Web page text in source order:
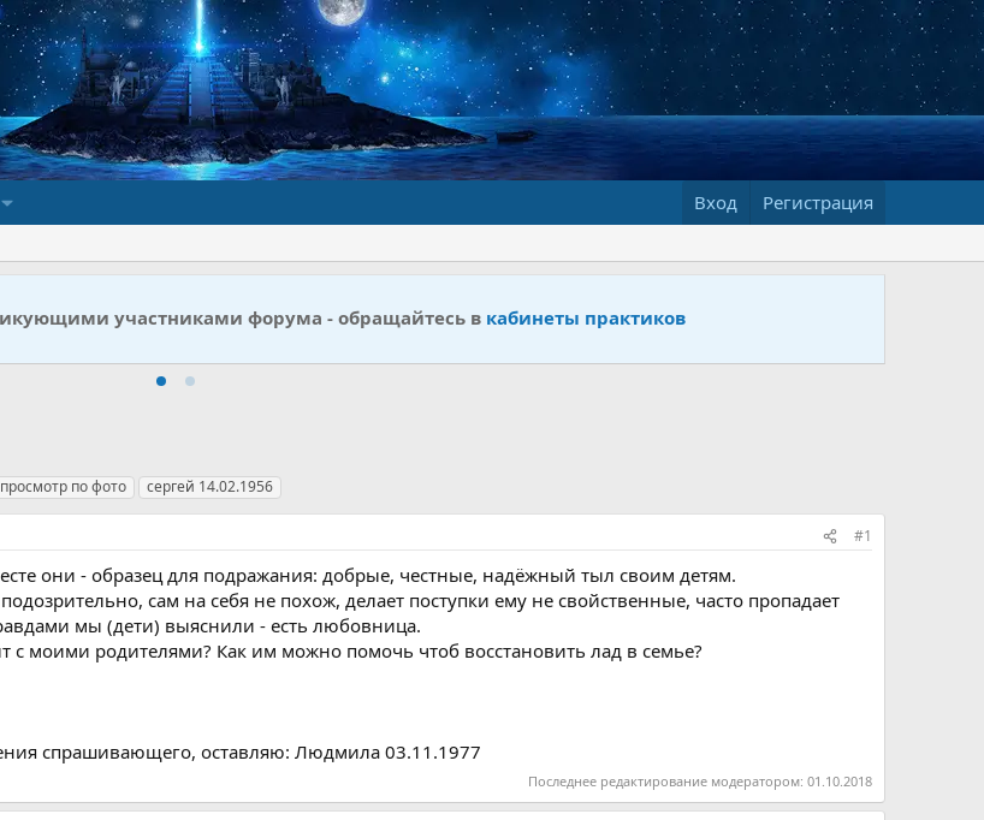
Вход Регистрация
участниками форума - обращайтесь в кабинеты практиков
просмотр по фото сергей 14.02.1956
#1
они - образец для подражания: добрые, честные, надёжный тыл своим детям.
сам на себя не похож, делает поступки ему не свойственные, часто пропадает
мы (дети) выяснили - есть любовница.
с моими родителями? Как им можно помочь чтоб восстановить лад в семье?
спрашивающего, оставляю: Людмила 03.11.1977
Последнее редактирование модератором: 01.10.2018